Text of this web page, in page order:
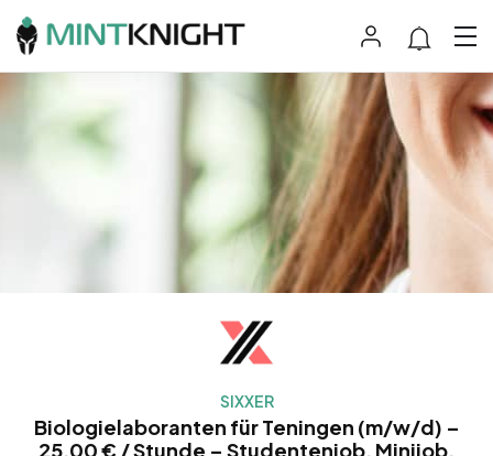
SIXXER
Biologielaboranten für Teningen (m/w/d) –
25,00 € / Stunde – Studentenjob, Minijob,